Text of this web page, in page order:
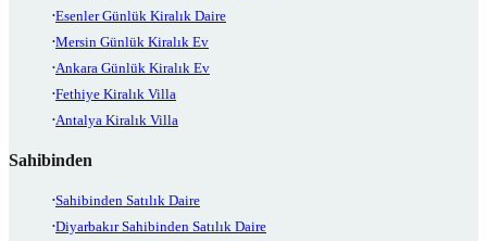
Esenler Günlük Kiralık Daire
Mersin Günlük Kiralık Ev
Ankara Günlük Kiralık Ev
Fethiye Kiralık Villa
Antalya Kiralık Villa
Sahibinden
Sahibinden Satılık Daire
Diyarbakır Sahibinden Satılık Daire